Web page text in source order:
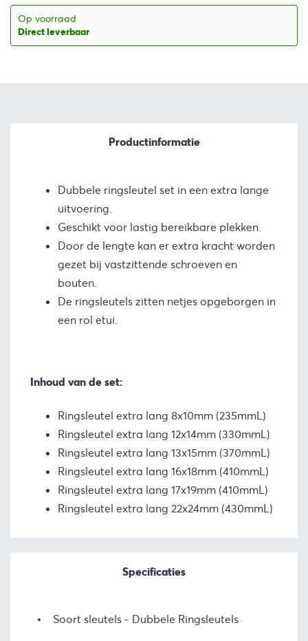
€60,38.
Op voorraad
Direct leverbaar
Productinformatie
Dubbele ringsleutel set in een extra lange
uitvoering.
Geschikt voor lastig bereikbare plekken.
Door de lengte kan er extra kracht worden
gezet bij vastzittende schroeven en
bouten.
De ringsleutels zitten netjes opgeborgen in
een rol etui.
Inhoud van de set:
Ringsleutel extra lang 8x10mm (235mmL)
Ringsleutel extra lang 12x14mm (330mmL)
Ringsleutel extra lang 13x15mm (370mmL)
Ringsleutel extra lang 16x18mm (410mmL)
Ringsleutel extra lang 17x19mm (410mmL)
Ringsleutel extra lang 22x24mm (430mmL)
Specificaties
Soort sleutels Dubbele Ringsleutels